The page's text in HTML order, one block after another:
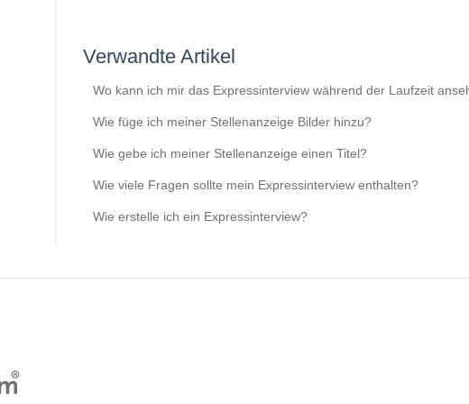
Verwandte Artikel
Wo kann ich mir das Expressinterview während der Laufzeit
Wie füge ich meiner Stellenanzeige Bilder hinzu?
Wie gebe ich meiner Stellenanzeige einen Titel?
Wie viele Fragen sollte mein Expressinterview enthalten?
Wie erstelle ich ein Expressinterview?